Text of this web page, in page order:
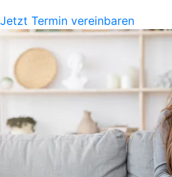
Jetzt Termin vereinbaren